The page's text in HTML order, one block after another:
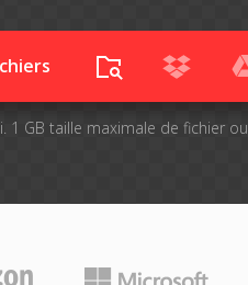
1 GB taille maximale de fichier ou